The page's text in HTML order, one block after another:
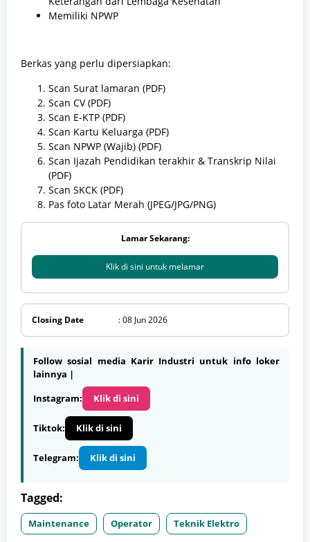
Memiliki NPWP
Berkas yang perlu dipersiapkan:
Scan Surat lamaran (PDF)
Scan CV (PDF)
Scan E-KTP (PDF)
Scan Kartu Keluarga (PDF)
Scan NPWP (Wajib) (PDF)
Scan Ijazah Pendidikan terakhir & Transkrip Nilai
(PDF)
Scan SKCK (PDF)
Pas foto Latar Merah (JPEG/JPG/PNG)
Lamar Sekarang:
Klik di sini untuk melamar
Closing Date : 08 Jun 2026
Follow sosial media Karir Industri untuk info loker
lainnya |
Instagram:
Klik di sini
Tiktok: Klik di sini
Telegram: Klik di sini
Tagged:
Maintenance Operator Teknik Elektro